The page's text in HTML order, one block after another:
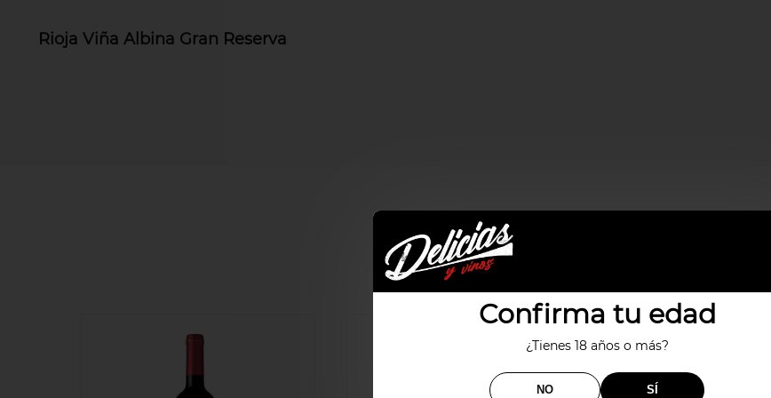
Confirma tu edad
¿Tienes 18 años o más?
NO SÍ
Rioja Viña Albina Gran Reserva
Productos relacionados